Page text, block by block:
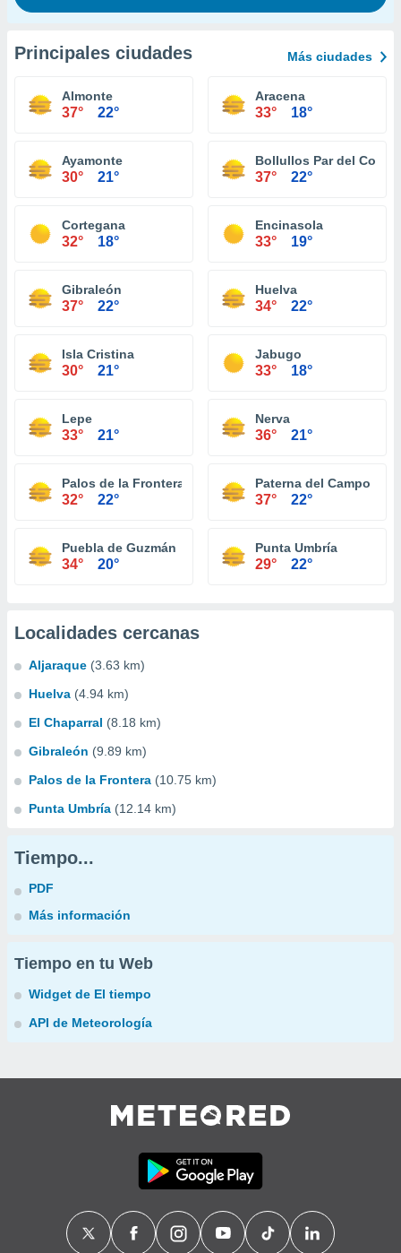
Principales ciudades Más ciudades
Almonte
37° 22°
Aracena
33° 18°
Ayamonte
30° 21°
Bollullos Par del
37° 22°
Cortegana
32° 18°
Encinasola
33° 19°
Gibraleón
37° 22°
Huelva
34° 22°
Isla Cristina
30° 21°
Jabugo
33° 18°
Lepe
33° 21°
Nerva
36° 21°
Palos de la Frontera
32° 22°
Paterna del Campo
37° 22°
Puebla de Guzmán
34° 20°
Punta Umbría
29° 22°
Localidades cercanas
Aljaraque (3.63 km)
Huelva (4.94 km)
El Chaparral (8.18 km)
Gibraleón (9.89 km)
Palos de la Frontera (10.75 km)
Punta Umbría (12.14 km)
Tiempo...
PDF
Más información
Tiempo en tu Web
Widget de El tiempo
API de Meteorología